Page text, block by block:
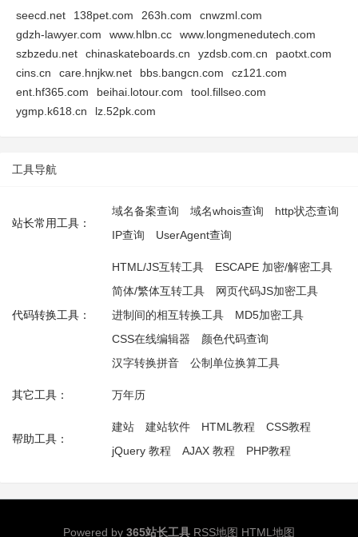
seecd.net 138pet.com 263h.com
cnwzml.com
gdzh-lawyer.com
www.hlbn.cc
www.longmenedutech.com
szbzedu.net
chinaskateboards.cn yzdsb.com.cn
paotxt.com
cins.cn
care.hnjkw.net bbs.bangcn.com
cz121.com
ent.hf365.com
beihai.lotour.com
tool.fillseo.com
ygmp.k618.cn
lz.52pk.com
工具导航
站长常用工具：
域名备案查询 域名whois查询
http状态查询
IP查询
UserAgent查询
代码转换工具：
HTML/JS互转工具
ESCAPE 加密/解密工具
简体/繁体互转工具
网页代码JS加密工具
进制间的相互转换工具
MD5加密工具
CSS在线编辑器
颜色代码查询
汉字转换拼音
公制单位换算工具
其它工具： 万年历
帮助工具：
建站 建站软件 HTML教程
CSS教程
jQuery 教程
AJAX 教程 PHP教程
Powered by 365站长工具 RSS地图 HTML地图